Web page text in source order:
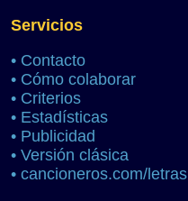
Servicios
• Contacto
• Cómo colaborar
• Criterios
• Estadísticas
• Publicidad
• Versión clásica
• cancioneros.com/letras